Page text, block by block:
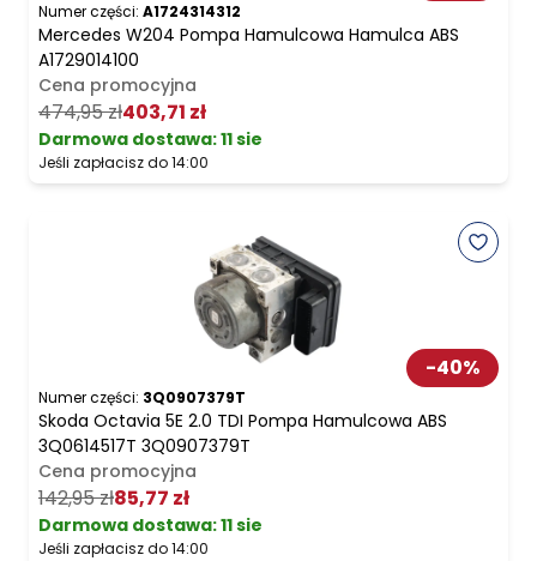
Numer części: A1724314312
Mercedes W204 Pompa Hamulcowa Hamulca ABS
A1729014100
Cena promocyjna
474,95 zł403,71 zł
Darmowa dostawa:11 sie
Jeśli zapłacisz do 14:00
-40%
Numer części: 3Q0907379T
Skoda Octavia 5E 2.0 TDI Pompa Hamulcowa ABS
3Q0614517T 3Q0907379T
Cena promocyjna
142,95 zł85,77 zł
Darmowa dostawa:11 sie
Jeśli zapłacisz do 14:00